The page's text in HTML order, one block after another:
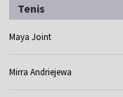
Tenis
Maya Joint
Mirra Andriejewa